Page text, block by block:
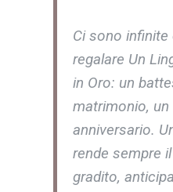
Ci sono
regalare Un
in Oro: un
matrimonio,
anniversario.
rende sempre
gradito,